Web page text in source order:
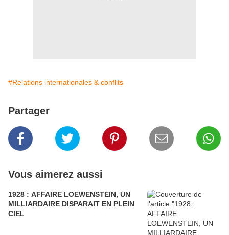
#Relations internationales & conflits
Partager
Vous aimerez aussi
1928 : AFFAIRE LOEWENSTEIN, UN
MILLIARDAIRE DISPARAIT EN PLEIN
CIEL